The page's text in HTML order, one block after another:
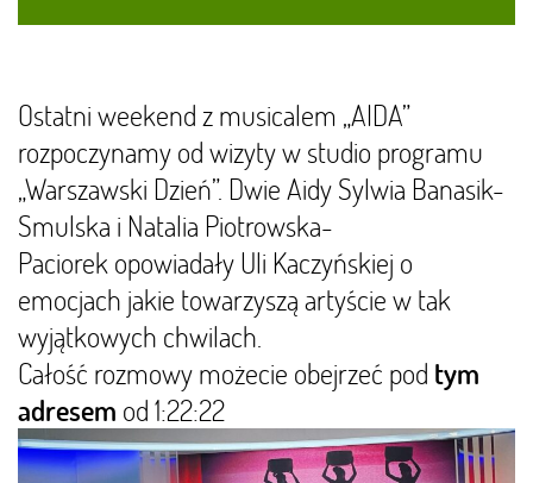
Ostatni weekend z musicalem „AIDA”
rozpoczynamy od wizyty w studio programu
„Warszawski Dzień”. Dwie Aidy Sylwia Banasik-
Smulska i Natalia Piotrowska-
Paciorek opowiadały Uli Kaczyńskiej o
emocjach jakie towarzyszą artyście w tak
wyjątkowych chwilach.
Całość rozmowy możecie obejrzeć pod tym
adresem od 1:22:22